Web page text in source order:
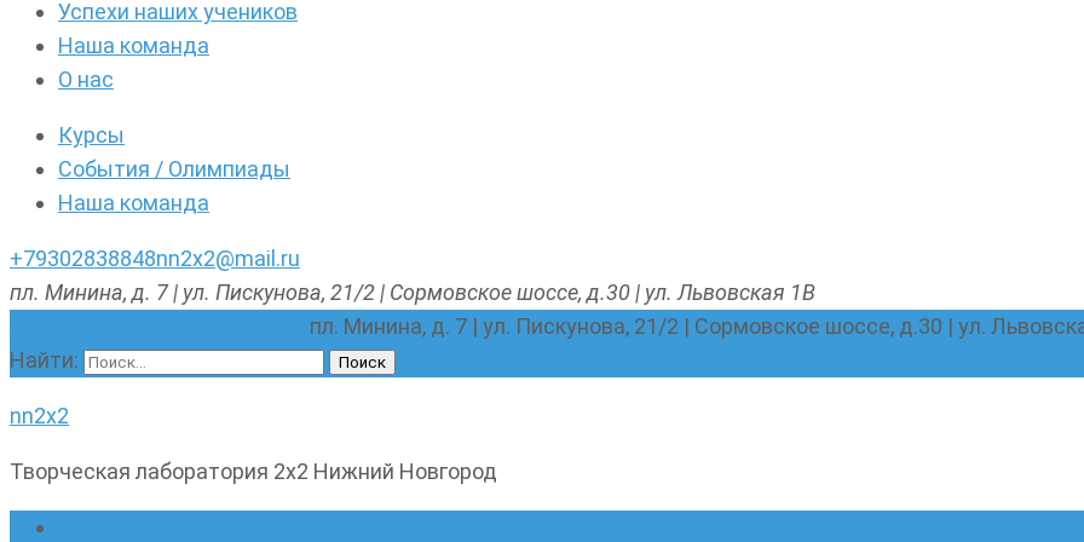
Успехи наших учеников
Наша команда
О нас
Курсы
События / Олимпиады
Наша команда
+79302838848nn2x2@mail.ru
пл. Минина, д. 7 | ул. Пискунова, 21/2 | Сормовское шоссе, д.30 | ул. Львовская 1В
пл. Минина, д. 7 | ул. Пискунова, 21/2 | Сормовское шоссе, д.30 | ул.
Найти:
nn2x2
Творческая лаборатория 2х2 Нижний Новгород